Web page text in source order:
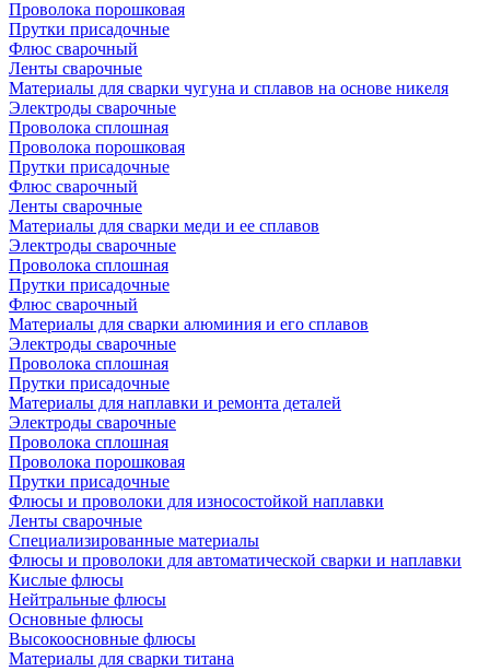
Проволока порошковая
Прутки присадочные
Флюс сварочный
Ленты сварочные
Материалы для сварки чугуна и сплавов на основе никеля
Электроды сварочные
Проволока сплошная
Проволока порошковая
Прутки присадочные
Флюс сварочный
Ленты сварочные
Материалы для сварки меди и ее сплавов
Электроды сварочные
Проволока сплошная
Прутки присадочные
Флюс сварочный
Материалы для сварки алюминия и его сплавов
Электроды сварочные
Проволока сплошная
Прутки присадочные
Материалы для наплавки и ремонта деталей
Электроды сварочные
Проволока сплошная
Проволока порошковая
Прутки присадочные
Флюсы и проволоки для износостойкой наплавки
Ленты сварочные
Специализированные материалы
Флюсы и проволоки для автоматической сварки и наплавки
Кислые флюсы
Нейтральные флюсы
Основные флюсы
Высокоосновные флюсы
Материалы для сварки титана